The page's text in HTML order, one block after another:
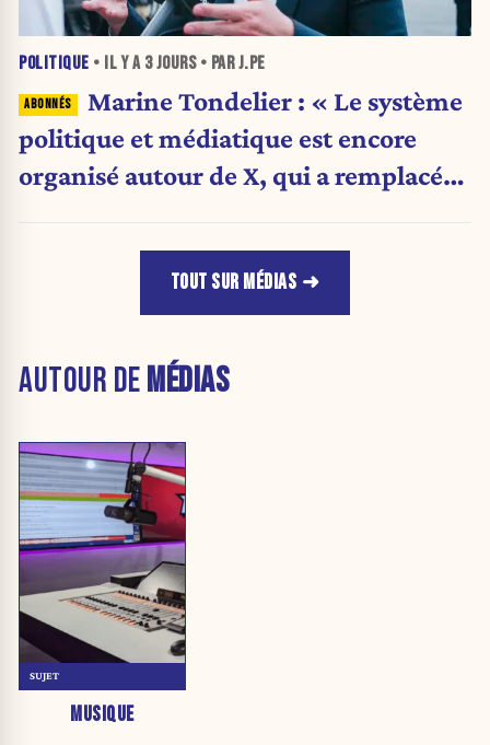
POLITIQUE • IL Y A 3 JOURS• PAR J.PE
Marine Tondelier : « Le système
politique et médiatique est encore
organisé autour de X, qui a remplacé
TOUT SUR MÉDIAS
AUTOUR DEMÉDIAS
MUSIQUE
SUJET